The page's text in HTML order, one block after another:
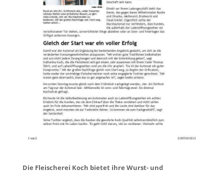
Die Fleischerei Koch bietet ihre Wurst- und